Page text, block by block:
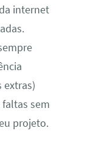
internet
extras)
sem
projeto.